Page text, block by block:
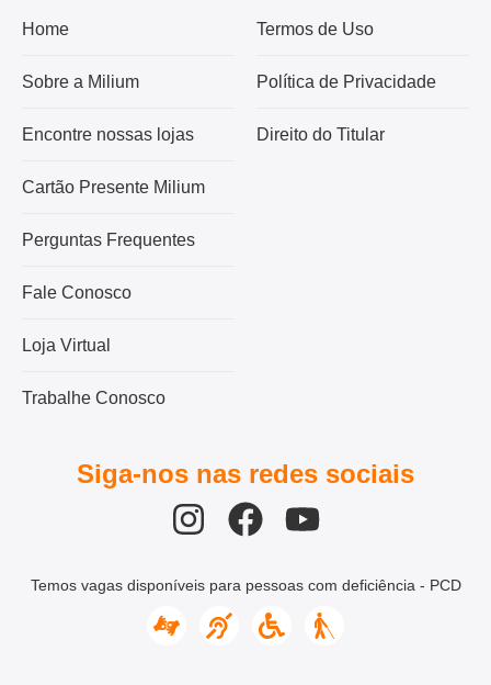
Home
Sobre a Milium
Encontre nossas lojas
Cartão Presente Milium
Perguntas Frequentes
Fale Conosco
Loja Virtual
Trabalhe Conosco
Termos de Uso
Política de Privacidade
Direito do Titular
Siga-nos nas redes sociais
Temos vagas disponíveis para pessoas com deficiência - PCD